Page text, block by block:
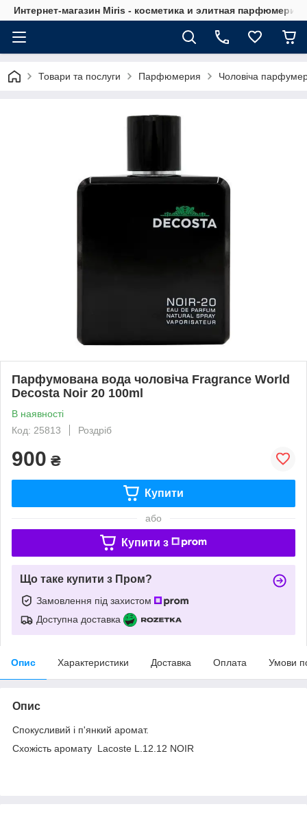
Интернет-магазин Мiris - косметика и элитная
Товари та послуги Парфюмерия Чоловіча
Парфумована вода чоловіча Fragrance World
Decosta Noir 20 100ml
В наявності
Код: 25813
Роздріб
900 ₴
Купити
або
Купити з
Що таке купити з Пром?
Замовлення під захистом
Доступна доставка
Опис Характеристики Доставка Оплата Умови
Опис
Спокусливий і п'янкий аромат.
Схожість аромату Lacoste L.12.12 NOIR